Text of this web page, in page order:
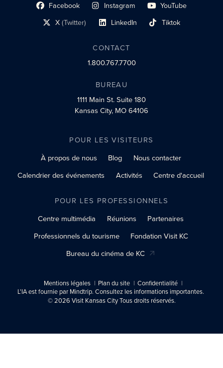
Facebook
lien du profil social Instagram
lien vers le profil social YouTube
lien vers le profil social
X(Twitter)
lien vers le profil socialLinkedIn
lien vers le profil socialTiktok
lien vers le profil social
CONTACT
1.800.767.7700
BUREAU
1111 Main St.Suite 180
Kansas City, MO 64106
POUR LES VISITEURS
À propos de nous
Blog
Nous contacter
Calendrier des événements
Activités Centre d'accueil
POUR LES PROFESSIONNELS
Centre multimédia
Réunions
Partenaires
Professionnels du tourisme
Fondation Visit KC
Bureau du cinéma de KC
Mentions légales Plan du site
Confidentialité
L'IA est fournie par Mindtrip. Consultez les informations importantes.
© 2026 Visit Kansas City Tous droits réservés.